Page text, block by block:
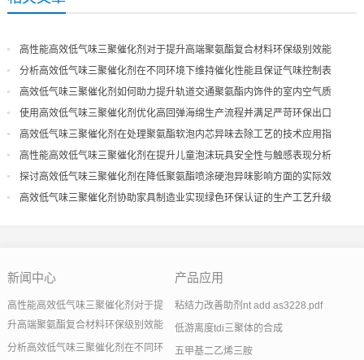
高性能高效低气味三聚催化剂对于提升高端聚氨酯复合材料环保级别效能
分析高效低气味三聚催化剂在不同环境下维持催化性能且保证气味控制表
现
高效低气味三聚催化剂如何助力提升轨道交通聚氨酯内饰件的室内空气质
量
使用高效低气味三聚催化剂优化高回弹海绵生产流程并满足严苛环保出口
高效低气味三聚催化剂在处理聚氨酯软泡内芯异味去除工艺的技术应用指
导
高性能高效低气味三聚催化剂在提升儿童泡沫玩具安全性与触感表现分析
探讨高效低气味三聚催化剂在降低聚氨酯喷涂硬泡异味影响方面的实际效
果
高效低气味三聚催化剂协助家具制造业实现绿色环保认证的生产工艺升级
新闻中心
高性能高效低气味三聚催化剂对于提
升高端聚氨酯复合材料环保级别效能
分析高效低气味三聚催化剂在不同环
产品应用
粘结力改善助剂nt add as3228.pdf
低游离度tdi三聚体的合成
五甲基二乙烯三胺